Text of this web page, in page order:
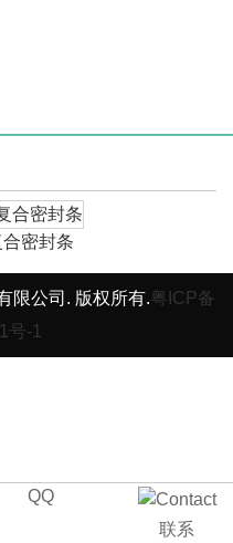
合密封条
限公司. 版权所有.粤ICP备
号-1
QQ
联系